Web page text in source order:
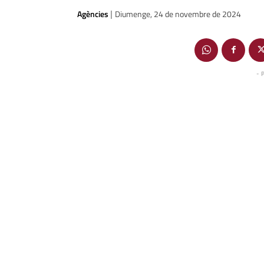
Agències | Diumenge, 24 de novembre de 2024
-